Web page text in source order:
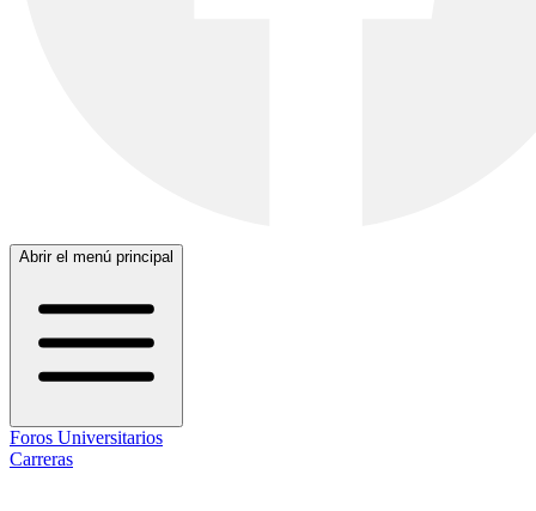
Abrir el menú principal
Foros Universitarios
Carreras